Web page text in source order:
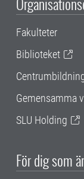
Fakulteter
Biblioteket
Gemensamma
SLU Holding
För dig som är